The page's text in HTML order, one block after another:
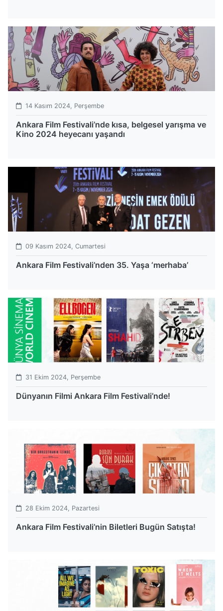
14 Kasım 2024, Perşembe
Ankara Film Festivali’nde kısa, belgesel yarışma ve
Kino 2024 heyecanı yaşandı
09 Kasım 2024, Cumartesi
Ankara Film Festivali’nden 35. Yaşa ‘merhaba’
31 Ekim 2024, Perşembe
Dünyanın Filmi Ankara Film Festivali’nde!
28 Ekim 2024, Pazartesi
Ankara Film Festivali’nin Biletleri Bugün Satışta!